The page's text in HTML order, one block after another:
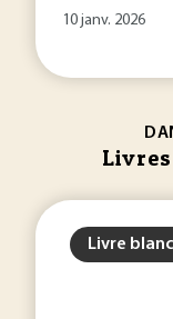
10 janv. 2026
Livre blanc